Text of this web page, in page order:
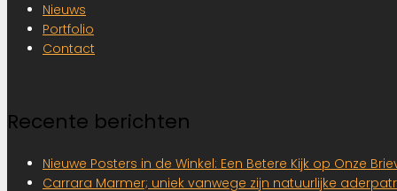
Nieuws
Portfolio
Contact
Recente berichten
Nieuwe Posters in de Winkel: Een Betere Kijk op Onze
Carrara Marmer; uniek vanwege zijn natuurlijke